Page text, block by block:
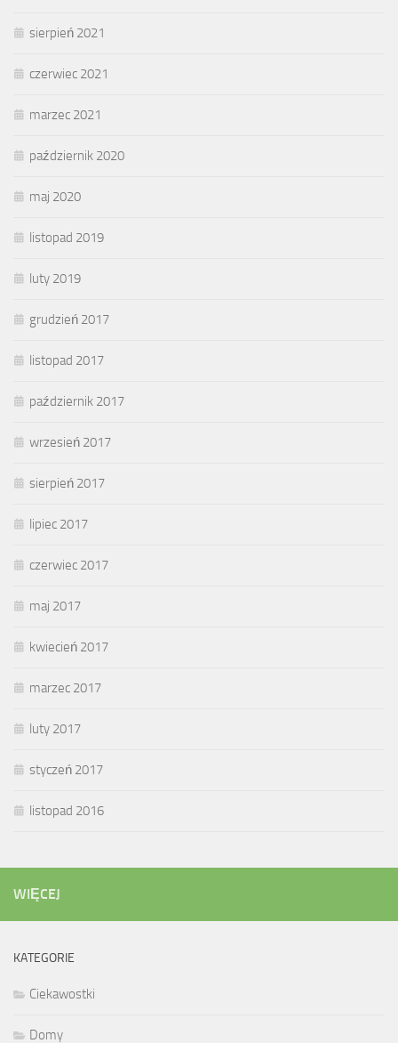
sierpień 2021
czerwiec 2021
marzec 2021
październik 2020
maj 2020
listopad 2019
luty 2019
grudzień 2017
listopad 2017
październik 2017
wrzesień 2017
sierpień 2017
lipiec 2017
czerwiec 2017
maj 2017
kwiecień 2017
marzec 2017
luty 2017
styczeń 2017
listopad 2016
WIĘCEJ
KATEGORIE
Ciekawostki
Domy